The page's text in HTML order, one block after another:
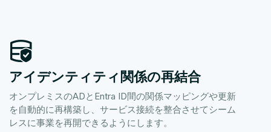
アイデンティティ関係の再結合
オンプレミスのADとEntra ID間の関係マッピングや更新
を自動的に再構築し、サービス接続を整合させてシーム
レスに事業を再開できるようにします。